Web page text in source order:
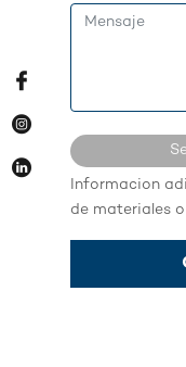
Ningun
Informacion
de materiales